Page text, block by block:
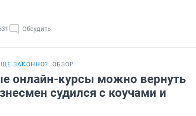
Обсудить
ЗАКОННО? ОБЗОР
онлайн-курсы можно вернуть
судился с коучами и